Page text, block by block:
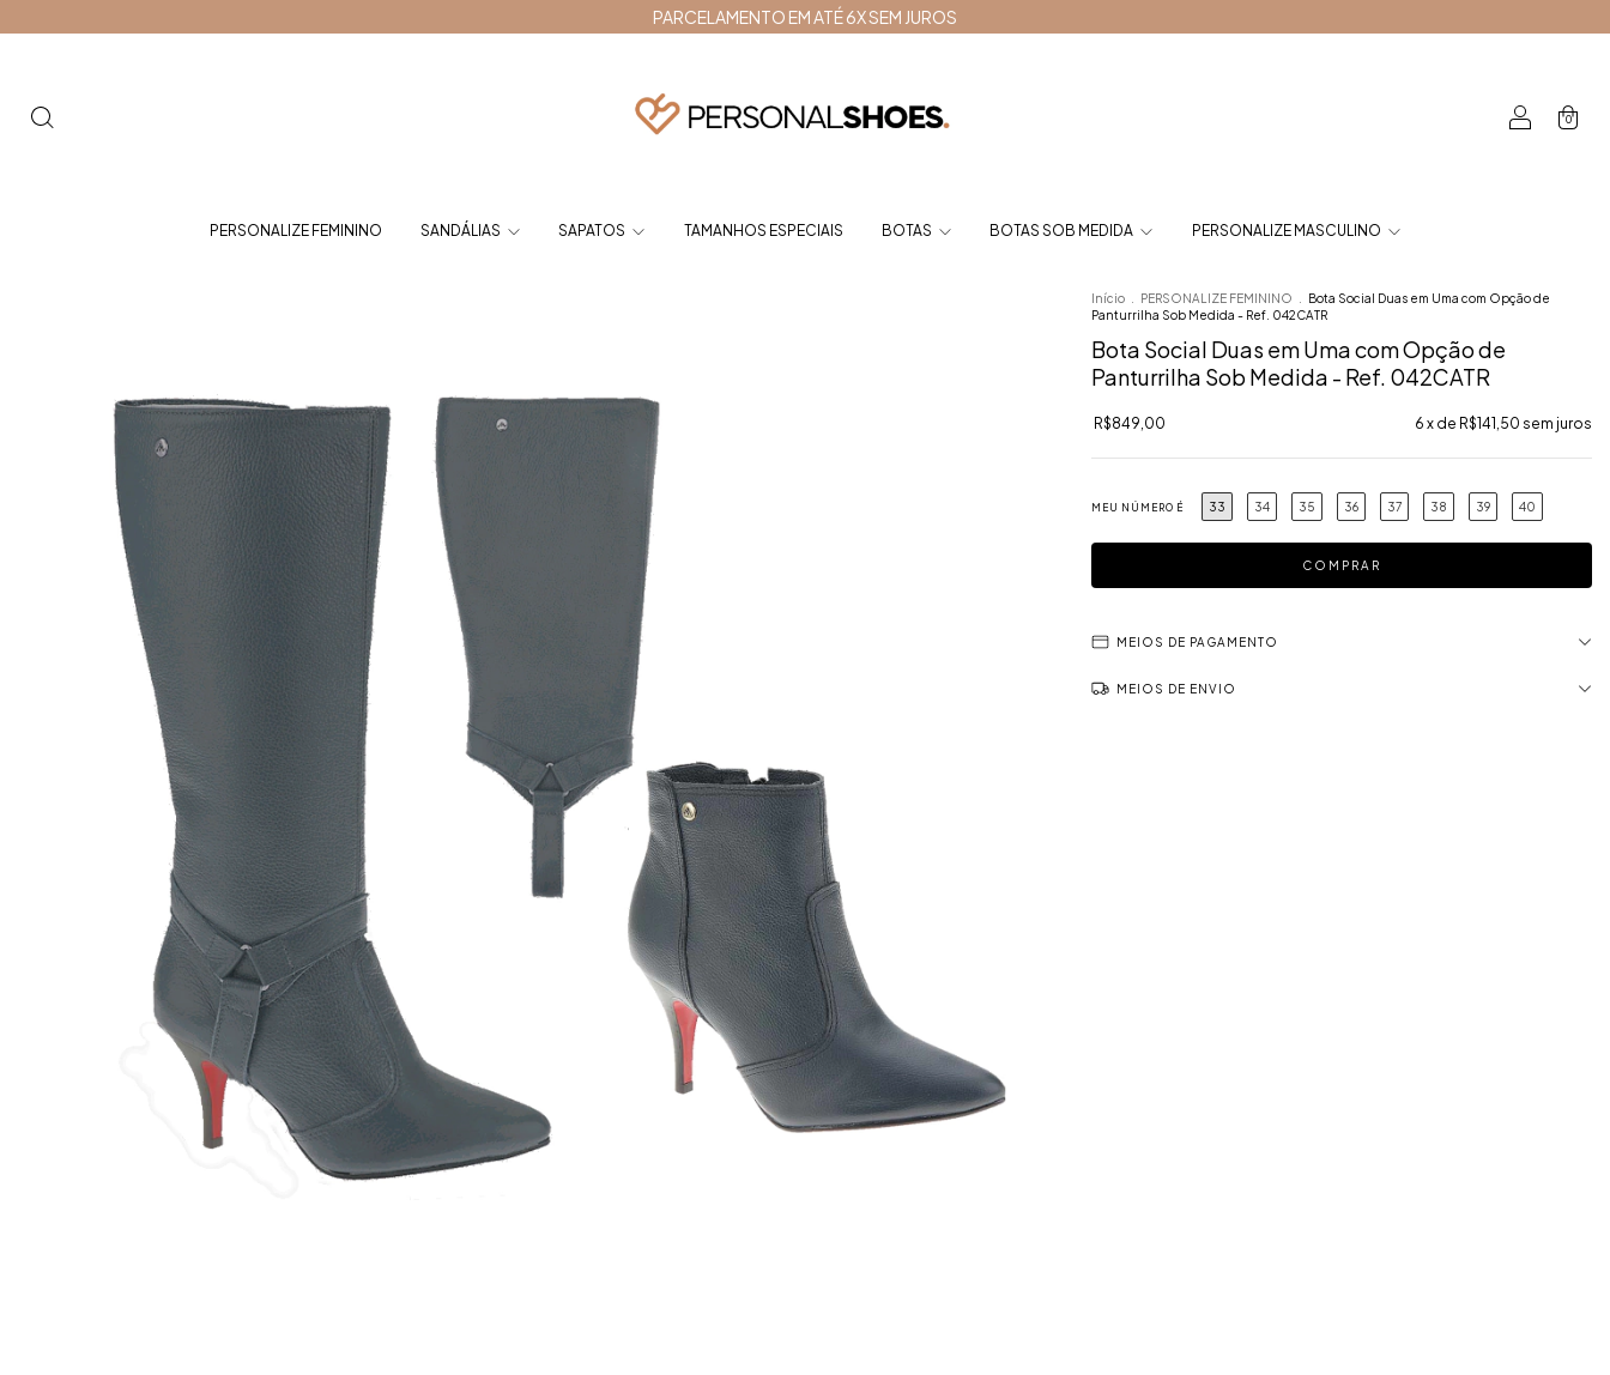
PARCELAMENTO EM ATÉ 6X SEM JUROS
0
PERSONALIZE FEMININO SANDÁLIAS SAPATOS TAMANHOS ESPECIAIS BOTAS BOTAS SOB MEDIDA PERSONALIZE MASCULINO
Início PERSONALIZE FEMININO
Bota Social Duas em Uma com Opção de
Panturrilha Sob Medida - Ref. 042CATR
Bota Social Duas em Uma com Opção de
Panturrilha Sob Medida - Ref. 042CATR
R$849,00 6 x de R$141,50 sem juros
MEU NÚMERO É 33 34 35 36 37 38 39 40
MEIOS DE PAGAMENTO
MEIOS DE ENVIO